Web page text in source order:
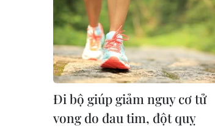
Đi bộ giúp giảm nguy cơ tử
vong do đau tim, đột quỵ